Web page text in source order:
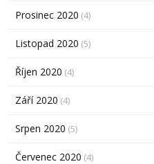
Prosinec 2020 (4)
Listopad 2020 (5)
Říjen 2020 (4)
Září 2020 (4)
Srpen 2020 (5)
Červenec 2020 (4)